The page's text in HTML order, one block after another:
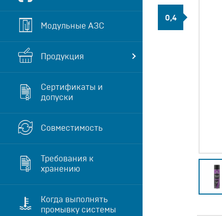
Модульные АЗС
Продукция
Сертификаты и
допуски
Совместимость
Требования к
хранению
Когда выполнять
промывку системы
0,4